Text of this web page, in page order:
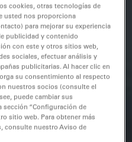
cookies, otras tecnologías de
usted nos proporciona
para mejorar su experiencia
publicidad y contenido
con este y otros sitios web,
sociales, efectuar análisis y
publicitarias. Al hacer clic en
su consentimiento al respecto
nuestros socios (consulte el
puede cambiar sus
sección “Configuración de
sitio web. Para obtener más
consulte nuestro Aviso de